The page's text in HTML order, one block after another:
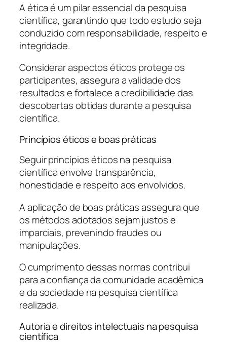
A ética é um pilar essencial da pesquisa
científica, garantindo que todo estudo seja
conduzido com responsabilidade, respeito e
integridade.
Considerar aspectos éticos protege os
participantes, assegura a validade dos
resultados e fortalece a credibilidade das
descobertas obtidas durante a pesquisa
científica.
Princípios éticos e boas práticas
Seguir princípios éticos na pesquisa
científica envolve transparência,
honestidade e respeito aos envolvidos.
A aplicação de boas práticas assegura que
os métodos adotados sejam justos e
imparciais, prevenindo fraudes ou
manipulações.
O cumprimento dessas normas contribui
para a confiança da comunidade acadêmica
e da sociedade na pesquisa científica
realizada.
Autoria e direitos intelectuais na pesquisa
científica